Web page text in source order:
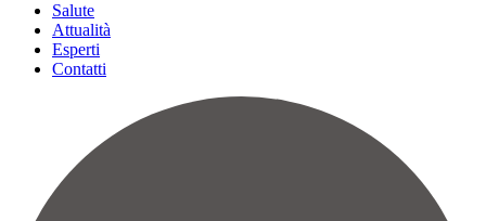
Salute
Attualità
Esperti
Contatti